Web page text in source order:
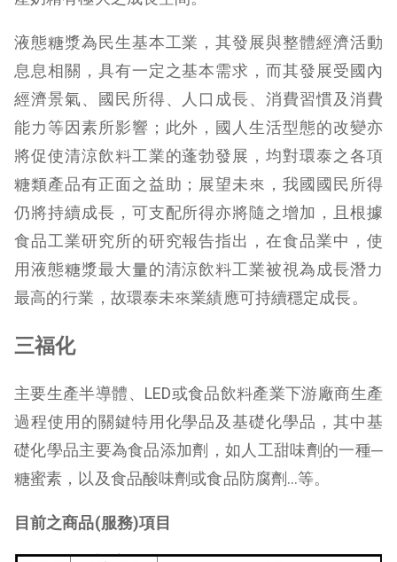
液態糖漿為民生基本工業，其發展與整體經濟活動
息息相關，具有一定之基本需求，而其發展受國內
經濟景氣、國民所得、人口成長、消費習慣及消費
能力等因素所影響；此外，國人生活型態的改變亦
將促使清涼飲料工業的蓬勃發展，均對環泰之各項
糖類產品有正面之益助；展望未來，我國國民所得
仍將持續成長，可支配所得亦將隨之增加，且根據
食品工業研究所的研究報告指出，在食品業中，使
用液態糖漿最大量的清涼飲料工業被視為成長潛力
最高的行業，故環泰未來業績應可持續穩定成長。
三福化
主要生產半導體、LED或食品飲料產業下游廠商生產
過程使用的關鍵特用化學品及基礎化學品，其中基
礎化學品主要為食品添加劑，如人工甜味劑的一種─
糖蜜素，以及食品酸味劑或食品防腐劑…等。
目前之商品(服務)項目